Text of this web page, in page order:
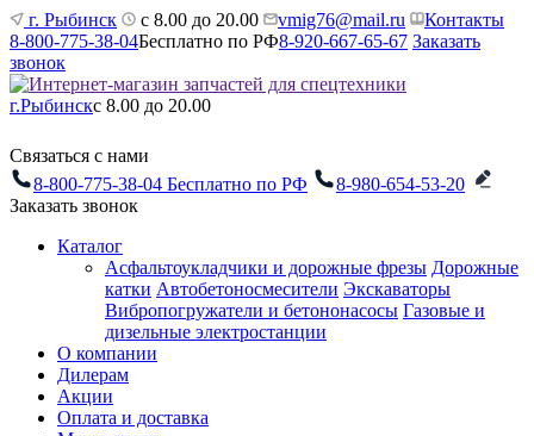
г. Рыбинск с 8.00 до 20.00 vmig76@mail.ru
Контакты
8-800-775-38-04Бесплатно по РФ8-920-667-65-67 Заказать
звонок
г.Рыбинскс 8.00 до 20.00
Связаться с нами
8-800-775-38-04 Бесплатно по РФ
8-980-654-53-20
Заказать звонок
Каталог
Асфальтоукладчики и дорожные фрезы Дорожные
катки Автобетоносмесители Экскаваторы
Вибропогружатели и бетононасосы Газовые и
дизельные электростанции
О компании
Дилерам
Акции
Оплата и доставка